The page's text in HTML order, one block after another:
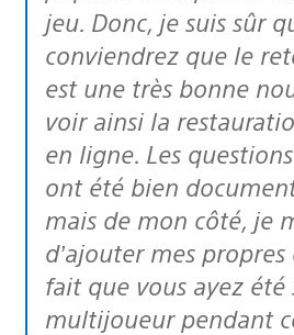
jeu. Donc, je suis sûr
conviendrez que le
est une très bonne
voir ainsi la
en ligne. Les
ont été bien
mais de mon côté, je
d’ajouter mes propres
fait que vous ayez été
multijoueur pendant